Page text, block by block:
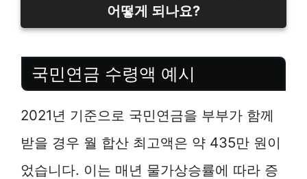
어떻게 되나요?
국민연금 수령액 예시
2021년 기준으로 국민연금을 부부가 함께
받을 경우 월 합산 최고액은 약 435만 원이
었습니다. 이는 매년 물가상승률에 따라 증